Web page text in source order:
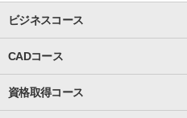
ビジネスコース
関数
ピボットテーブル
CADコース
図面作成（基礎）
図面作成（応用）
資格取得コース